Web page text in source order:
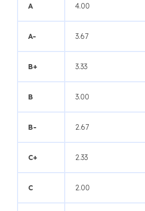
A 4.00
A- 3.67
B+ 3.33
B 3.00
B- 2.67
C+ 2.33
C 2.00